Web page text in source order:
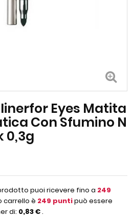
Eyes Matita
Con Sfumino N
0,3g
puoi ricevere fino a 249
carrello è 249 puntipuò essere
di: 0,83 €.